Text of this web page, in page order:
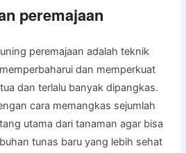
peremajaan
peremajaan adalah teknik
dan memperkuat
dan terlalu banyak dipangkas.
cara memangkas sejumlah
utama dari tanaman agar bisa
tunas baru yang lebih sehat